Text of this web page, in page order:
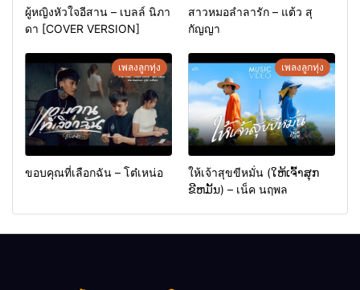
ผู้หญิงหัวใจอีสาน – เบลล์ นิภา
ดา [COVER VERSION]
สาวหมอลำลารัก – แต้ว สุ
กัญญา
เพลงลูกทุ่ง
ขอบคุณที่เลือกฉัน – โต๋เหน่อ
เพลงลูกทุ่ง
ให้เจ้าสุขขีหมั่น (ໃຫ້ເຈົ້າສຸກ
ຂີຫມັ້ນ) – เน็ค นฤพล